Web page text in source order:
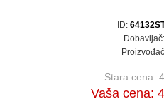
ID:
Dobavljač:
Stara cena:
Vaša cena: